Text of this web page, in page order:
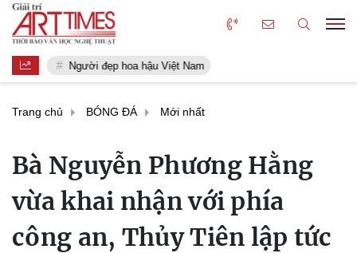
Người đẹp hoa hậu Việt Nam
Trang chủ BÓNG ĐÁ Mới nhất
Bà Nguyễn Phương Hằng
vừa khai nhận với phía
công an, Thủy Tiên lập tức